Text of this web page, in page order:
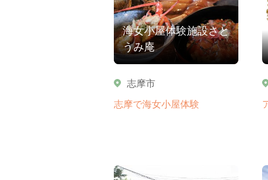
海女小屋体験施設さと
うみ庵
志摩市
志摩で海女小屋体験